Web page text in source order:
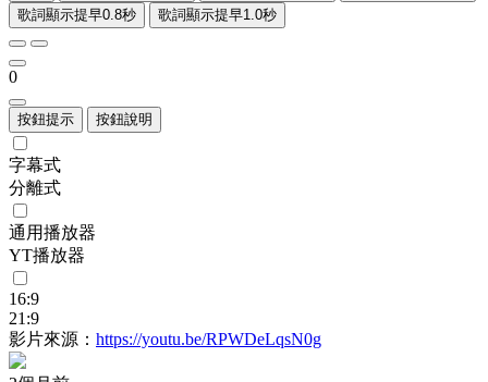
歌詞顯示提早0.8秒
歌詞顯示提早1.0秒
0
按鈕提示 按鈕說明
字幕式
分離式
通用播放器
YT播放器
16:9
21:9
影片來源： https://youtu.be/RPWDeLqsN0g